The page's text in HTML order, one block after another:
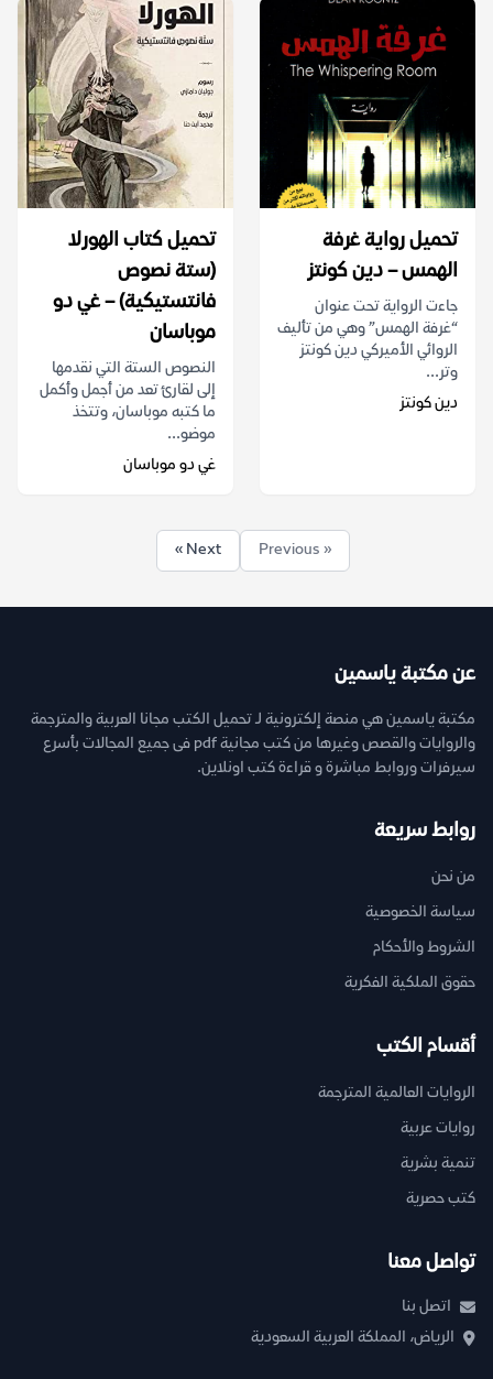
تحميل رواية ‫غرفة
الهمس‬ – دين كونتز
جاءت الرواية تحت عنوان
“غرفة الهمس” وهي من تأليف
الروائي الأميركي دين كونتز
‏وتر...
دين كونتز
تحميل كتاب الهورلا
(ستة نصوص
فانتستيكية) – غي دو
موباسان
النصوص الستة التي نقدمها
إلى لقارئ تعد من أجمل وأكمل
ما كتبه موباسان، وتتخذ
موضو...
غي دو موباسان
« Previous
Next »
عن مكتبة ياسمين
مكتبة ياسمين هي منصة إلكترونية لـ تحميل الكتب مجانا العربية والمترجمة
والروايات والقصص وغيرها من كتب مجانية pdf فى جميع المجالات بأسرع
سيرفرات وروابط مباشرة و قراءة كتب اونلاين.
روابط سريعة
من نحن
سياسة الخصوصية
الشروط والأحكام
حقوق الملكية الفكرية
أقسام الكتب
الروايات العالمية المترجمة
روايات عربية
تنمية بشرية
كتب حصرية
تواصل معنا
اتصل بنا
الرياض، المملكة العربية السعودية